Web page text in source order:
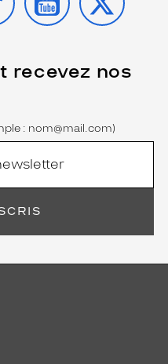
recevez nos
: nom@mail.com)